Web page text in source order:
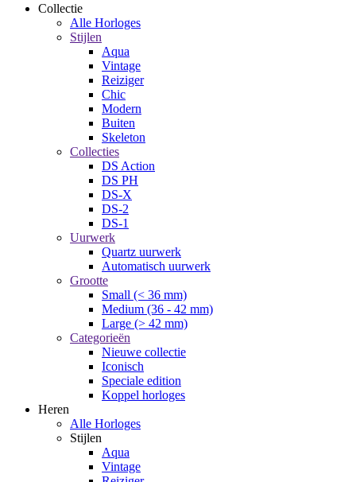
Collectie
Alle Horloges
Stijlen
Aqua
Vintage
Reiziger
Chic
Modern
Buiten
Skeleton
Collecties
DS Action
DS PH
DS-X
DS-2
DS-1
Uurwerk
Quartz uurwerk
Automatisch uurwerk
Grootte
Small (< 36 mm)
Medium (36 - 42 mm)
Large (> 42 mm)
Categorieën
Nieuwe collectie
Iconisch
Speciale edition
Koppel horloges
Heren
Alle Horloges
Stijlen
Aqua
Vintage